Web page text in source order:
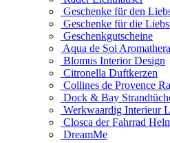
Geschenke für den
Geschenke für die
Geschenkgutscheine
Aqua de Soi
Blomus Interior Design
Citronella Duftkerzen
Collines de Provence
Dock & Bay
Werkwaardig Interieur
Closca der Fahrrad
DreamMe